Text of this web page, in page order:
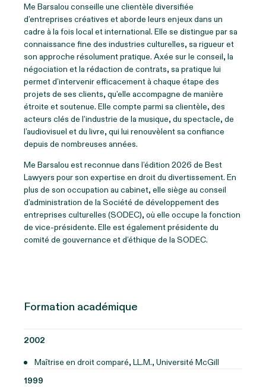
Me Barsalou conseille une clientèle diversifiée
d’entreprises créatives et aborde leurs enjeux dans un
cadre à la fois local et international. Elle se distingue par sa
connaissance fine des industries culturelles, sa rigueur et
son approche résolument pratique. Axée sur le conseil, la
négociation et la rédaction de contrats, sa pratique lui
permet d’intervenir efficacement à chaque étape des
projets de ses clients, qu’elle accompagne de manière
étroite et soutenue. Elle compte parmi sa clientèle, des
acteurs clés de l’industrie de la musique, du spectacle, de
l’audiovisuel et du livre, qui lui renouvèlent sa confiance
depuis de nombreuses années.
Me Barsalou est reconnue dans l’édition 2026 de Best
Lawyers pour son expertise en droit du divertissement. En
plus de son occupation au cabinet, elle siège au conseil
d’administration de la Société de développement des
entreprises culturelles (SODEC), où elle occupe la fonction
de vice-présidente. Elle est également présidente du
comité de gouvernance et d’éthique de la SODEC.
Formation académique
2002
Maîtrise en droit comparé, LL.M., Université McGill
1999